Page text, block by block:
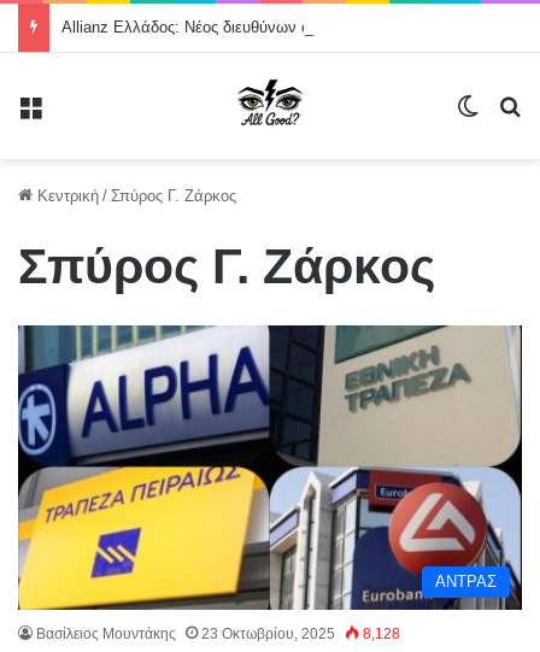
Allianz Ελλάδος: Νέος διευθύνων σύμβουλος ο Ερσίν Πακ
Κεντρική / Σπύρος Γ. Ζάρκος
Σπύρος Γ. Ζάρκος
ΑΝΤΡΑΣ
Βασίλειος Μουντάκης 23 Οκτωβρίου, 2025 8,128